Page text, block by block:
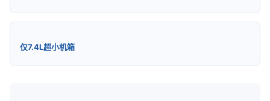
仅7.4L超小机箱